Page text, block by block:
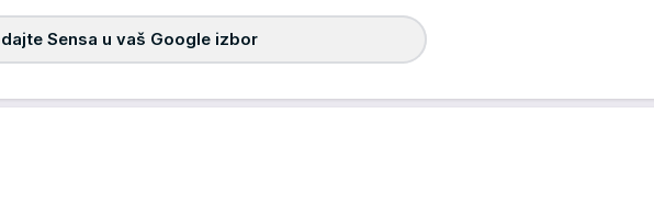
Sensa u vaš Google izbor